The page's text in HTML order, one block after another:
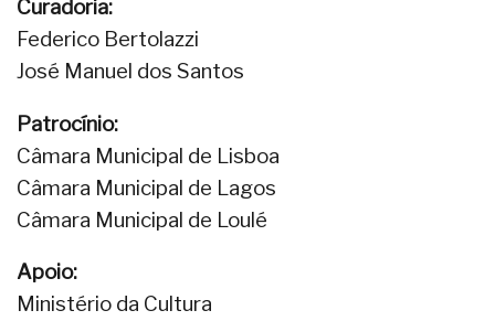
Curadoria:
Federico Bertolazzi
José Manuel dos Santos
Patrocínio:
Câmara Municipal de Lisboa
Câmara Municipal de Lagos
Câmara Municipal de Loulé
Apoio:
Ministério da Cultura